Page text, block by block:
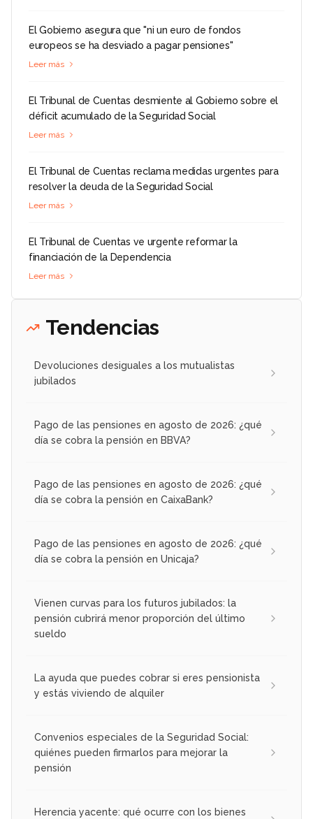
El Gobierno asegura que "ni un euro de fondos
europeos se ha desviado a pagar pensiones"
Leer más
El Tribunal de Cuentas desmiente al Gobierno sobre el
déficit acumulado de la Seguridad Social
Leer más
El Tribunal de Cuentas reclama medidas urgentes para
resolver la deuda de la Seguridad Social
Leer más
El Tribunal de Cuentas ve urgente reformar la
financiación de la Dependencia
Leer más
Tendencias
Devoluciones desiguales a los mutualistas
jubilados
Pago de las pensiones en agosto de 2026: ¿qué
día se cobra la pensión en BBVA?
Pago de las pensiones en agosto de 2026: ¿qué
día se cobra la pensión en CaixaBank?
Pago de las pensiones en agosto de 2026: ¿qué
día se cobra la pensión en Unicaja?
Vienen curvas para los futuros jubilados: la
pensión cubrirá menor proporción del último
sueldo
La ayuda que puedes cobrar si eres pensionista
y estás viviendo de alquiler
Convenios especiales de la Seguridad Social:
quiénes pueden firmarlos para mejorar la
pensión
Herencia yacente: qué ocurre con los bienes